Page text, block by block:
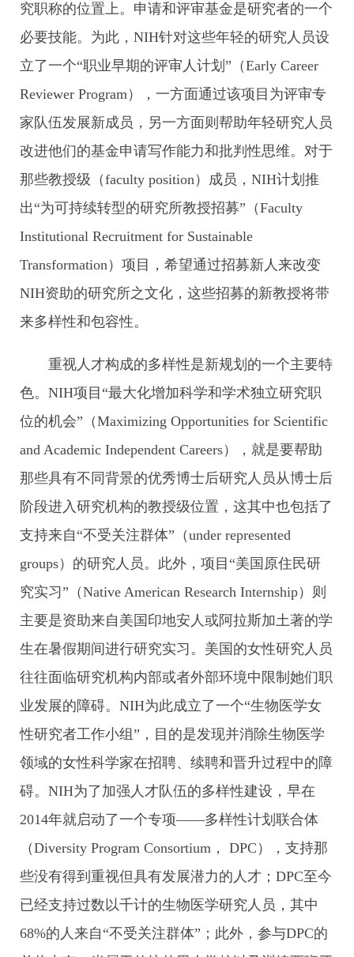
究职称的位置上。申请和评审基金是研究者的一个
必要技能。为此，NIH针对这些年轻的研究人员设
立了一个“职业早期的评审人计划”（Early Career
Reviewer Program），一方面通过该项目为评审专
家队伍发展新成员，另一方面则帮助年轻研究人员
改进他们的基金申请写作能力和批判性思维。对于
那些教授级（faculty position）成员，NIH计划推
出“为可持续转型的研究所教授招募”（Faculty
Institutional Recruitment for Sustainable
Transformation）项目，希望通过招募新人来改变
NIH资助的研究所之文化，这些招募的新教授将带
来多样性和包容性。
重视人才构成的多样性是新规划的一个主要特
色。NIH项目“最大化增加科学和学术独立研究职
位的机会”（Maximizing Opportunities for Scientific
and Academic Independent Careers），就是要帮助
那些具有不同背景的优秀博士后研究人员从博士后
阶段进入研究机构的教授级位置，这其中也包括了
支持来自“不受关注群体”（under represented
groups）的研究人员。此外，项目“美国原住民研
究实习”（Native American Research Internship）则
主要是资助来自美国印地安人或阿拉斯加土著的学
生在暑假期间进行研究实习。美国的女性研究人员
往往面临研究机构内部或者外部环境中限制她们职
业发展的障碍。NIH为此成立了一个“生物医学女
性研究者工作小组”，目的是发现并消除生物医学
领域的女性科学家在招聘、续聘和晋升过程中的障
碍。NIH为了加强人才队伍的多样性建设，早在
2014年就启动了一个专项——多样性计划联合体
（Diversity Program Consortium， DPC），支持那
些没有得到重视但具有发展潜力的人才；DPC至今
已经支持过数以千计的生物医学研究人员，其中
68%的人来自“不受关注群体”；此外，参与DPC的